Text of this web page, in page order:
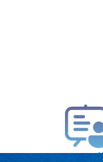
فتوى